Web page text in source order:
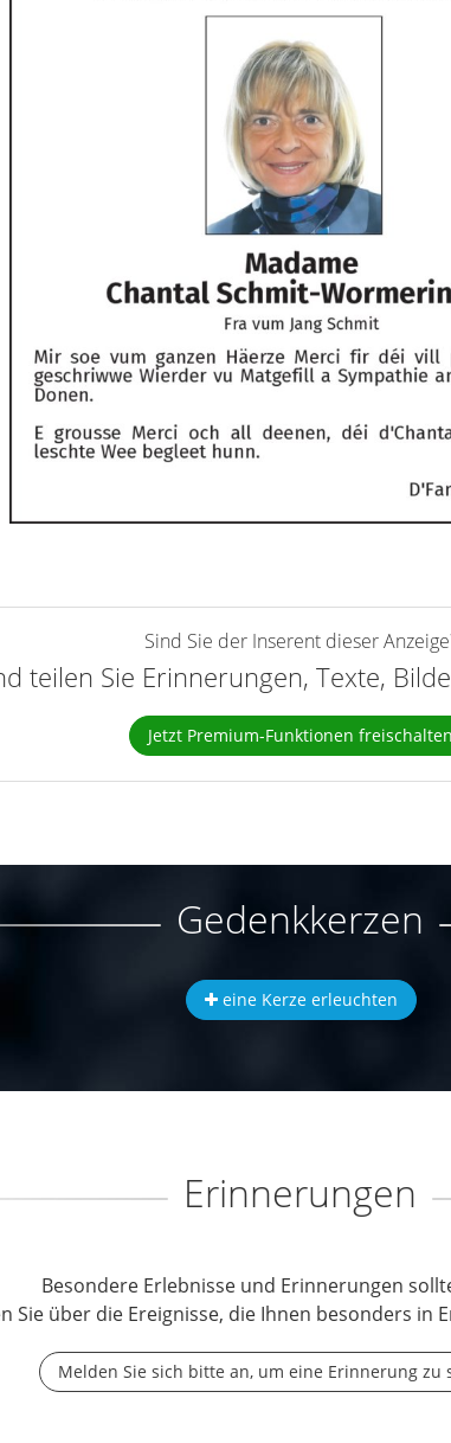
Sind Sie der Inserent dieser
teilen Sie Erinnerungen, Texte,
Jetzt Premium-Funktionen freischalten
Gedenkkerzen
eine Kerze erleuchten
Erinnerungen
Besondere Erlebnisse und Erinnerungen
Sie über die Ereignisse, die Ihnen besonders in
Melden Sie sich bitte an, um eine Erinnerung zu